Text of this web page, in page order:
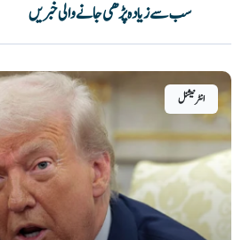
سب سے زیادہ پڑھی جانے والی خبریں
انٹرنیشنل